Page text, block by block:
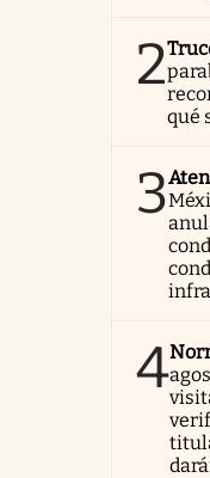
2
qué
3
4